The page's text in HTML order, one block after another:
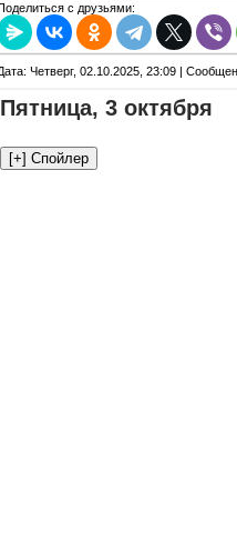
Поделиться с друзьями:
Четверг, 02.10.2025, 23:09 |
Пятница, 3 октября